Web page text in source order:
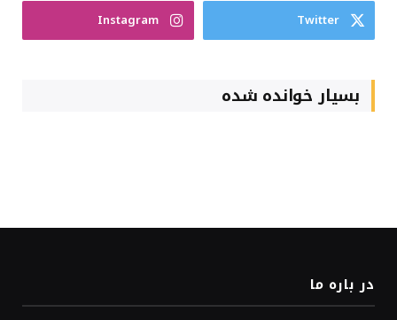
Twitter
Instagram
بسیار خوانده شده
در باره ما